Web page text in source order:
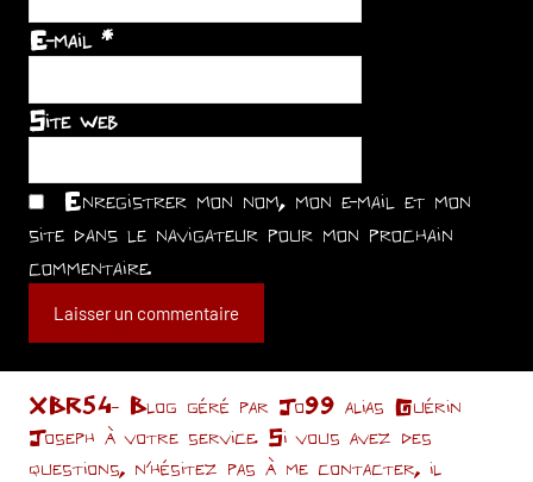
E-mail *
Site web
Enregistrer mon nom, mon e-mail et mon
site dans le navigateur pour mon prochain
commentaire.
XBR54- Blog géré par Jo99 alias Guérin
Joseph à votre service. Si vous avez des
questions, n’hésitez pas à me contacter, il